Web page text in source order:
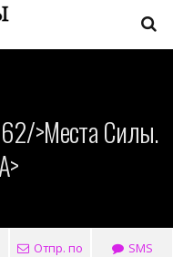
>Места Силы.
Отпр. по
SMS